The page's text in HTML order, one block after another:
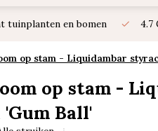
tuinplanten en bomen 4.7
op stam - Liquidambar
op stam -
Ball'